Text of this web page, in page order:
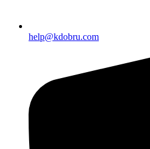
help@kdobru.com